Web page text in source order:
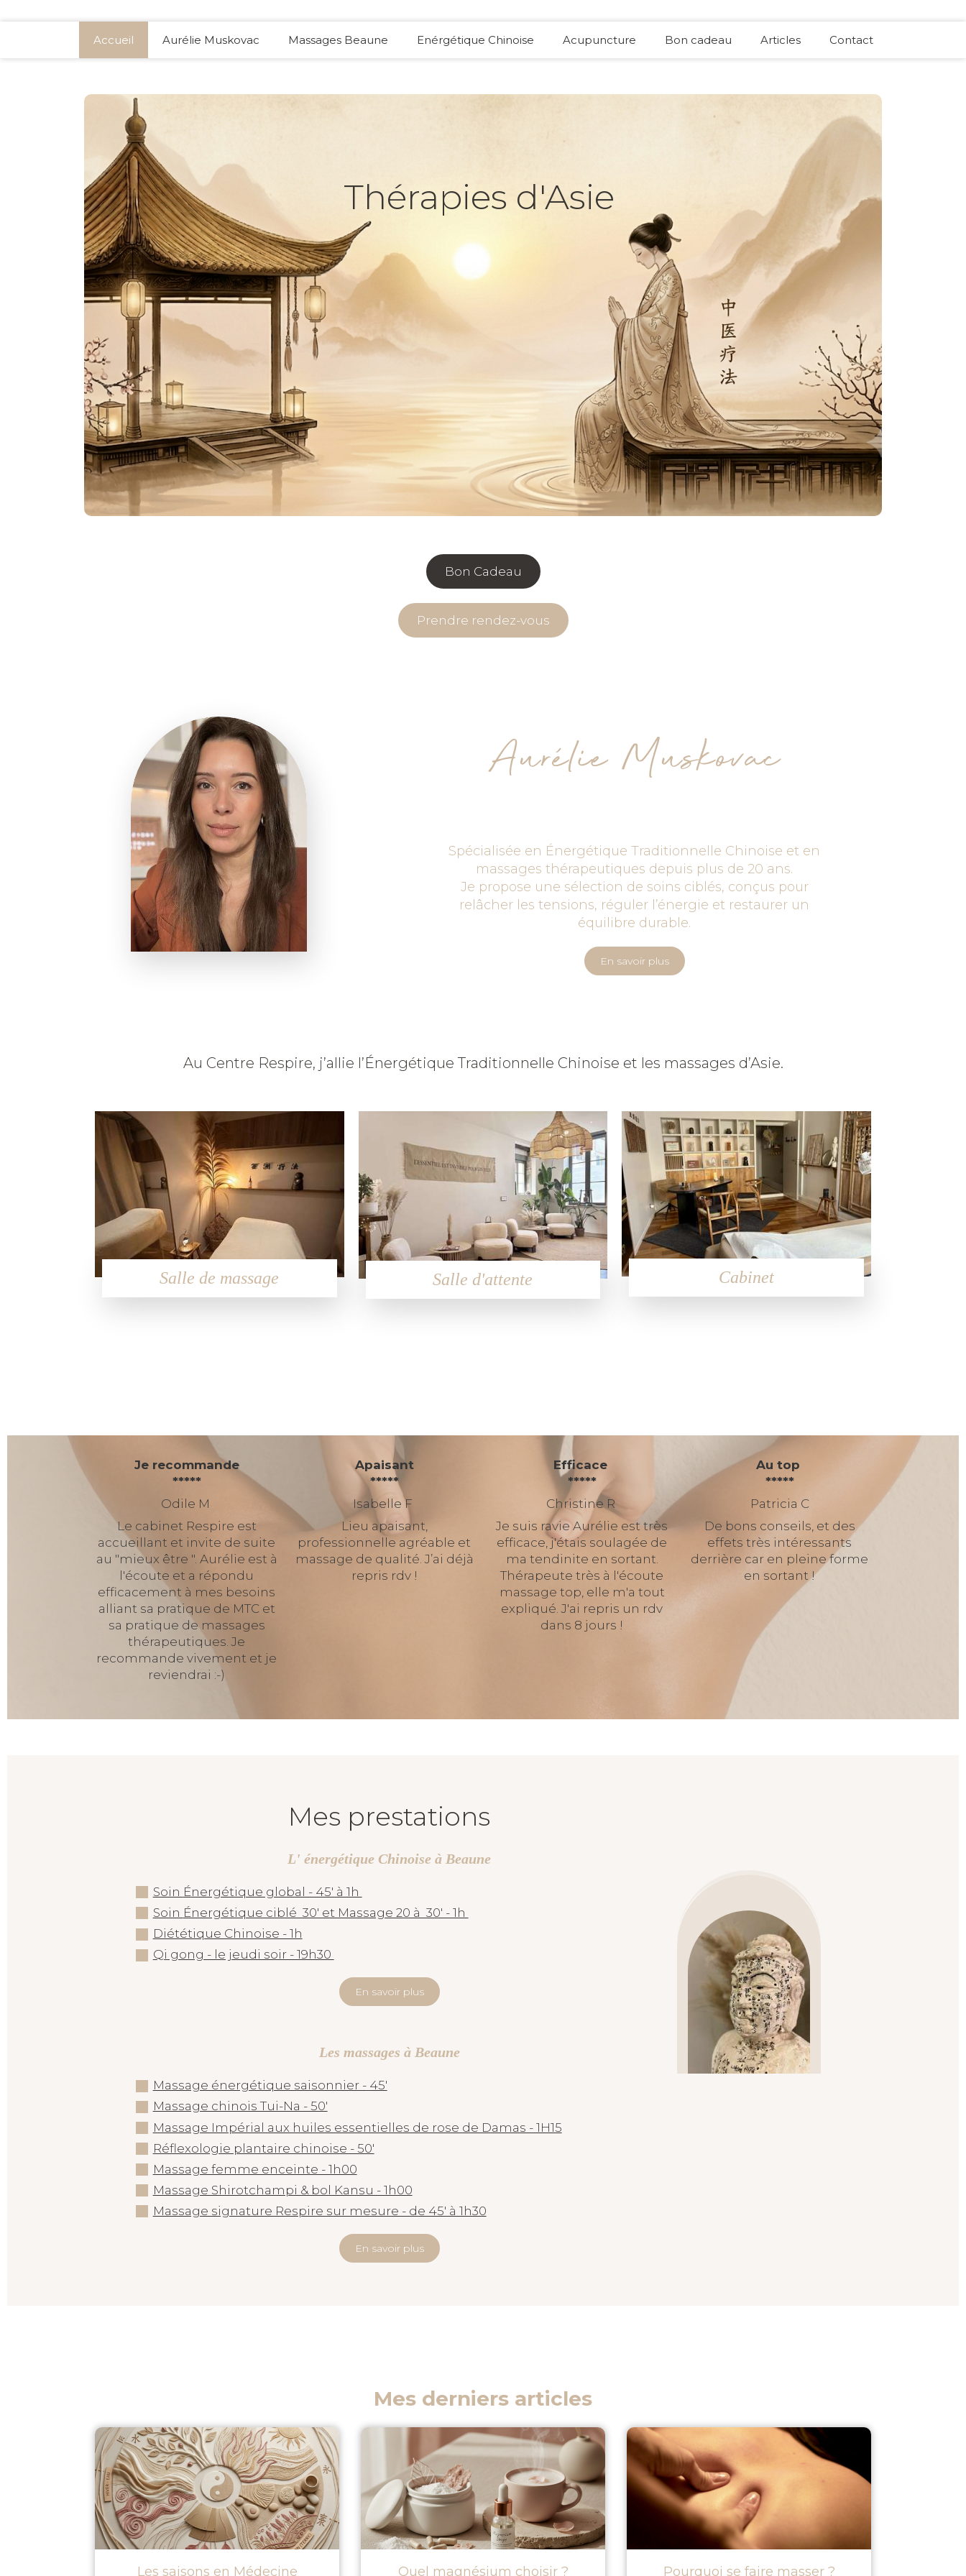
Accueil Aurélie Muskovac Massages Beaune Enérgétique Chinoise Acupuncture Bon cadeau Articles Contact
Thérapies d'Asie
Bon Cadeau
Prendre rendez-vous
Aurélie Muskovac
Spécialisée en Énergétique Traditionnelle Chinoise et en
massages thérapeutiques depuis plus de 20 ans.
Je propose une sélection de soins ciblés, conçus pour
relâcher les tensions, réguler l’énergie et restaurer un
équilibre durable.
En savoir plus
Au Centre Respire, j’allie l’Énergétique Traditionnelle Chinoise et les massages d’Asie.
Salle de massage Salle d'attente Cabinet
Je recommande
*****
Odile M
Le cabinet Respire est
accueillant et invite de suite
au "mieux être ". Aurélie est à
l'écoute et a répondu
efficacement à mes besoins
alliant sa pratique de MTC et
sa pratique de massages
thérapeutiques. Je
recommande vivement et je
reviendrai :-)
Apaisant
*****
Isabelle F
Lieu apaisant,
professionnelle agréable et
massage de qualité. J’ai déjà
repris rdv !
Efficace
*****
Christine R
Je suis ravie Aurélie est très
efficace, j'étais soulagée de
ma tendinite en sortant.
Thérapeute très à l'écoute
massage top, elle m'a tout
expliqué. J'ai repris un rdv
dans 8 jours !
Au top
*****
Patricia C
De bons conseils, et des
effets très intéressants
derrière car en pleine forme
en sortant !
Mes prestations
L' énergétique Chinoise à Beaune
Soin Énergétique global - 45' à 1h
Soin Énergétique ciblé 30' et Massage 20 à 30' - 1h
Diététique Chinoise - 1h
Qi gong - le jeudi soir - 19h30
En savoir plus
Les massages à Beaune
Massage énergétique saisonnier - 45'
Massage chinois Tui-Na - 50'
Massage Impérial aux huiles essentielles de rose de Damas - 1H15
Réflexologie plantaire chinoise - 50'
Massage femme enceinte - 1h00
Massage Shirotchampi & bol Kansu - 1h00
Massage signature Respire sur mesure - de 45' à 1h30
En savoir plus
Mes derniers articles
Les saisons en Médecine Quel magnésium choisir ? Pourquoi se faire masser ?